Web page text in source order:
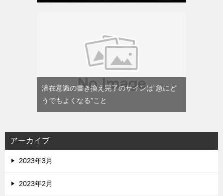
潜在意識の書き換え完了のサインは”急にど
うでもよくなる”こと
アーカイブ
2023年3月
2023年2月